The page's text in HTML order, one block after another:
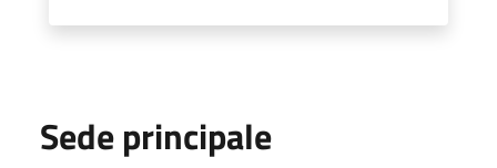
Sede principale